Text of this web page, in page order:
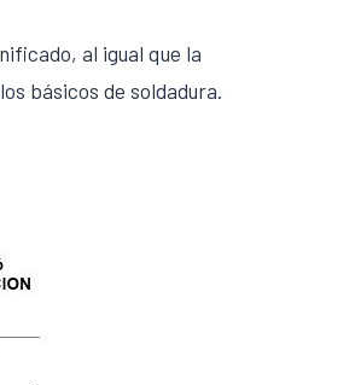
al igual que la
básicos de soldadura.